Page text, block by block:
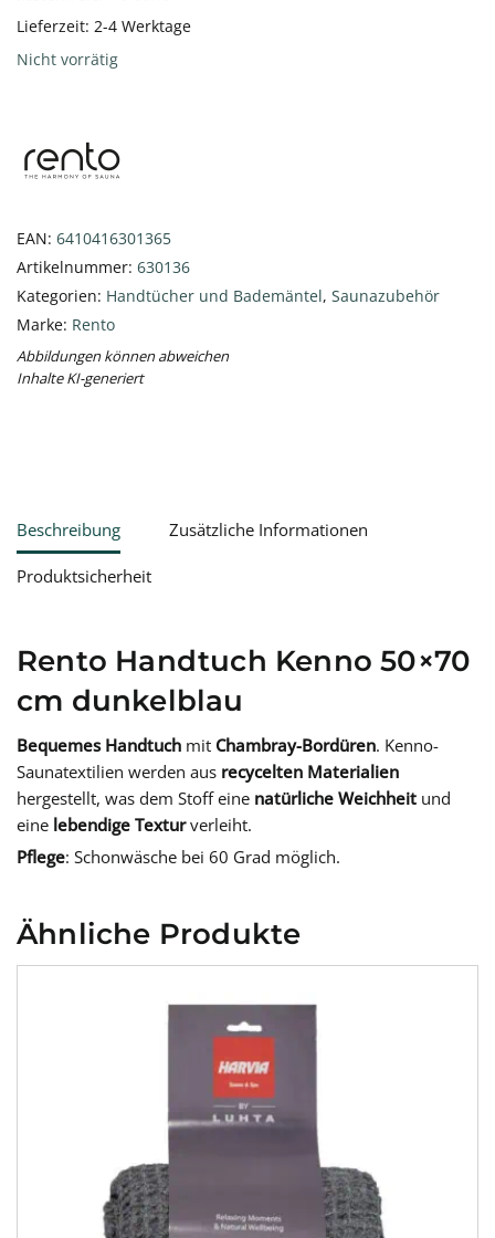
Lieferzeit: 2-4 Werktage
Nicht vorrätig
EAN: 6410416301365
Artikelnummer: 630136
Kategorien: Handtücher und Bademäntel, Saunazubehör
Marke: Rento
Abbildungen können abweichen
Inhalte KI-generiert
Beschreibung Zusätzliche Informationen
Produktsicherheit
Rento Handtuch Kenno 50×70
cm dunkelblau
Bequemes Handtuch mit Chambray-Bordüren. Kenno-
Saunatextilien werden aus recycelten Materialien
hergestellt, was dem Stoff eine natürliche Weichheit und
eine lebendige Texturverleiht.
Pflege: Schonwäsche bei 60 Grad möglich.
Ähnliche Produkte